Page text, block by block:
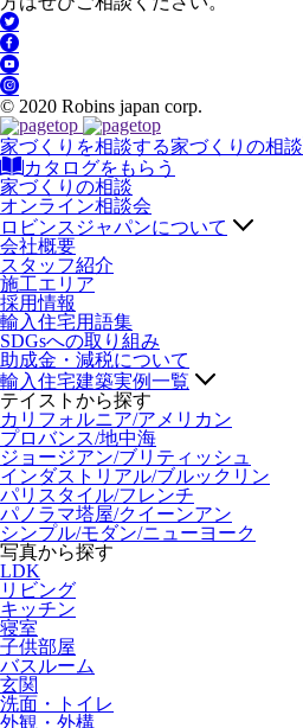
© 2020 Robins japan corp.
家づくりを相談する家づくりの相談
カタログをもらう
家づくりの相談
オンライン相談会
ロビンスジャパンについて
会社概要
スタッフ紹介
施工エリア
採用情報
輸入住宅用語集
SDGsへの取り組み
助成金・減税について
輸入住宅建築実例一覧
テイストから探す
カリフォルニア/アメリカン
プロバンス/地中海
ジョージアン/ブリティッシュ
インダストリアル/ブルックリン
パリスタイル/フレンチ
パノラマ塔屋/クイーンアン
シンプル/モダン/ニューヨーク
写真から探す
LDK
リビング
キッチン
寝室
子供部屋
バスルーム
玄関
洗面・トイレ
外観・外構